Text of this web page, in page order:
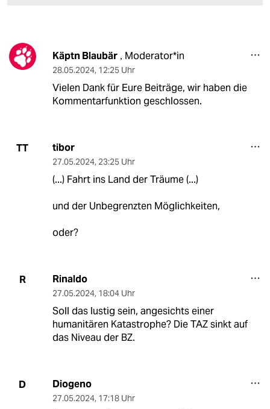
Käptn Blaubär, Moderator*in
28.05.2024, 12:25 Uhr
Vielen Dank für Eure Beiträge, wir haben die
Kommentarfunktion geschlossen.
TT tibor
27.05.2024, 23:25 Uhr
(...) Fahrt ins Land der Träume (...)
und der Unbegrenzten Möglichkeiten,
oder?
R Rinaldo
27.05.2024, 18:04 Uhr
Soll das lustig sein, angesichts einer
humanitären Katastrophe? Die TAZ sinkt auf
das Niveau der BZ.
D Diogeno
27.05.2024, 17:18 Uhr